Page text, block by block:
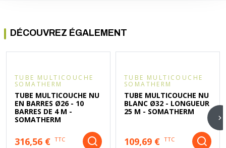
DÉCOUVREZ ÉGALEMENT
TUBE MULTICOUCHE
SOMATHERM
TUBE MULTICOUCHE NU
EN BARRES Ø26 - 10
BARRES DE 4 M -
SOMATHERM
316,56 € TTC
TUBE MULTICOUCHE
SOMATHERM
TUBE MULTICOUCHE NU
BLANC Ø32 - LONGUEUR
25 M - SOMATHERM
109,69 € TTC